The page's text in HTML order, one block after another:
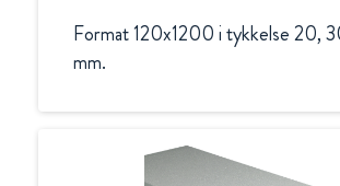
Format 120x1200 i tykkelse 20,
mm.